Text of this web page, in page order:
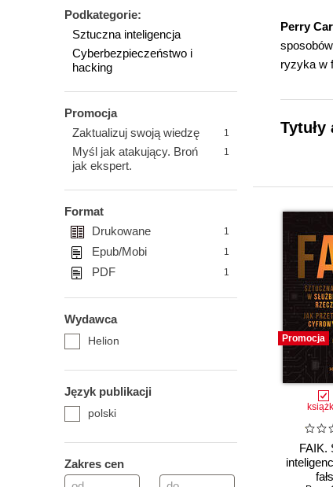
Podkategorie:
Sztuczna inteligencja
Cyberbezpieczeństwo i
hacking
Promocja
Zaktualizuj swoją wiedzę
1
Myśl jak atakujący. Broń
jak ekspert.
1
Format
Drukowane
1
Epub/Mobi 1
PDF 1
Wydawca
Helion
Język publikacji
polski
Zakres cen
Perry
ryzyka w
Promocja
FAIK.